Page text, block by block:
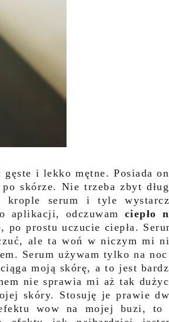
i lekko mętne. Posiada
skórze. Nie trzeba zbyt
krople serum i tyle
aplikacji, odczuwam ciepło
po prostu uczucie ciepła.
ale ta woń w niczym mi
Serum używam tylko na
moją skórę, a to jest
nie sprawia mi aż tak
skóry. Stosuję je prawie
wow na mojej buzi, to